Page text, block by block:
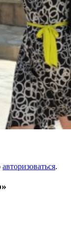
авторизоваться.